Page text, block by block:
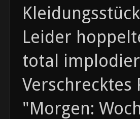
Leider
total
"Morgen: